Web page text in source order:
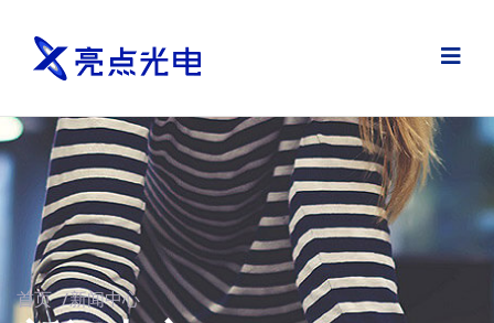
首页 /新闻中心